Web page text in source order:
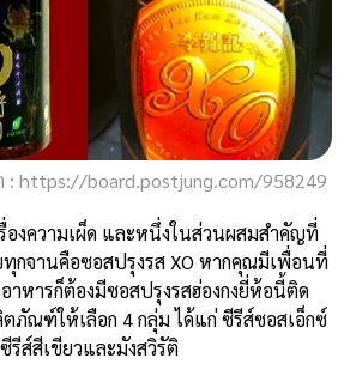
: https://board.postjung.com/958249
องความเผ็ด และหนึ่งในส่วนผสมสำคัญที่
กจานคือซอสปรุงรส XO หากคุณมีเพื่อนที่
หารก็ต้องมีซอสปรุงรสฮ่องกงยี่ห้อนี้ติด
ภัณฑ์ให้เลือก 4 กลุ่ม ได้แก่ ซีรีส์ซอสเอ็กซ์
รีส์สีเขียวและมังสวิรัติ